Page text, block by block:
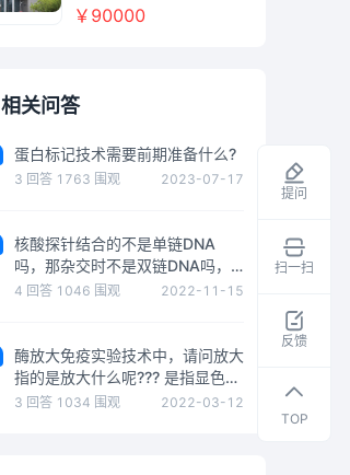
￥90000
相关问答
蛋白标记技术需要前期准备什么?
3 回答 1763 围观 2023-07-17
核酸探针结合的不是单链DNA
吗，那杂交时不是双链DNA吗，
探针怎么结合呀
4 回答 1046 围观 2022-11-15
酶放大免疫实验技术中，请问放大
指的是放大什么呢??? 是指显色，
而使得实验结果便于观察吗？但是
3 回答 1034 围观 2022-03-12
提问
扫一扫
取
干
资
料
反馈
TOP